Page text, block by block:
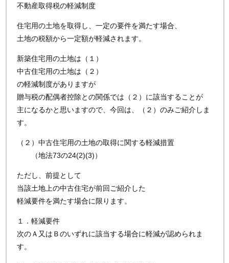
不動産取得税の軽減制度
住宅用の土地を取得し、一定の要件を満たす場合、
土地の税額から一定額が軽減されます。
新築住宅用の土地は（１）
中古住宅用の土地は（２）
の軽減制度がありますが
贈与税の配偶者控除との関係では（２）に該当することが
主になるかと思いますので、今回は、（２）のみご紹介しま
す。
（２）中古住宅用の土地の取得に関する軽減措置
（地法73の24(2)(3)）
ただし、前提として
当該土地上の中古住宅が前回ご紹介した
軽減要件を満たす場合に限ります。
１．軽減要件
次のＡ又はＢのいずれに該当する場合に軽減が認められま
す。